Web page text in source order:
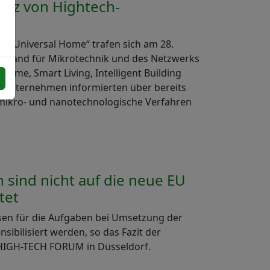
von Hightech-
Universal Home“ trafen sich am 28.
für Mikrotechnik und des Netzwerks
Smart Living, Intelligent Building
Unternehmen informierten über bereits
und nanotechnologische Verfahren
nicht auf die neue EU
für die Aufgaben bei Umsetzung der
werden, so das Fazit der
TECH FORUM in Düsseldorf.